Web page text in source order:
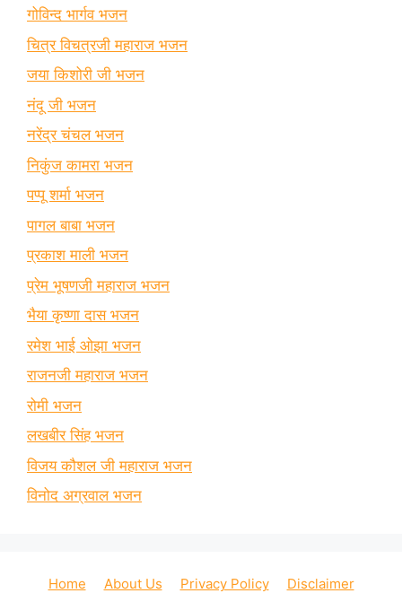
गोविन्द भार्गव भजन
चित्र विचत्रजी महाराज भजन
जया किशोरी जी भजन
नंदू जी भजन
नरेंद्र चंचल भजन
निकुंज कामरा भजन
पप्पू शर्मा भजन
पागल बाबा भजन
प्रकाश माली भजन
प्रेम भूषणजी महाराज भजन
भैया कृष्णा दास भजन
रमेश भाई ओझा भजन
राजनजी महाराज भजन
रोमी भजन
लखबीर सिंह भजन
विजय कौशल जी महाराज भजन
विनोद अग्रवाल भजन
Home About Us Privacy Policy Disclaimer